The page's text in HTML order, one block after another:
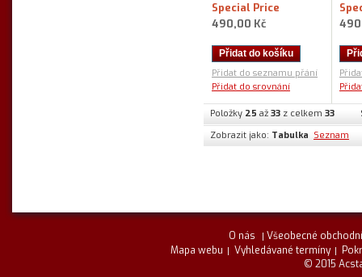
Special Price
490,00 Kč
Přidat do košíku
Přidat do seznamu přání
Přidat do srovnání
Položky 25 až 33 z celkem 33
Zobrazit jako: Tabulka Seznam
O nás
Všeobecné
Mapa webu
Vyhledávané termíny
© 2015